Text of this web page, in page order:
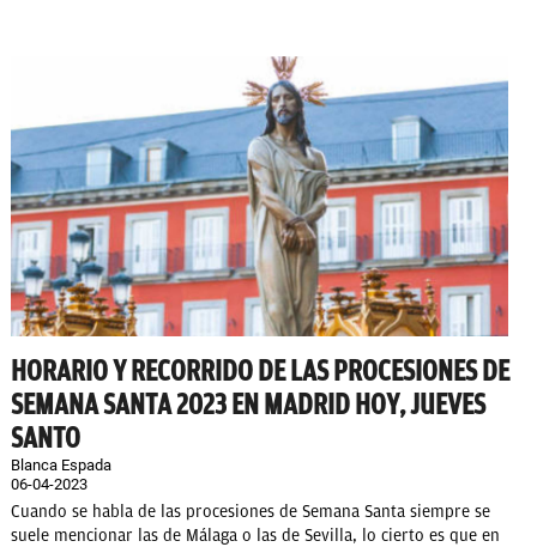
HORARIO Y RECORRIDO DE LAS PROCESIONES DE
SEMANA SANTA 2023 EN MADRID HOY, JUEVES
SANTO
Blanca Espada
06-04-2023
Cuando se habla de las procesiones de Semana Santa siempre se
suele mencionar las de Málaga o las de Sevilla, lo cierto es que en